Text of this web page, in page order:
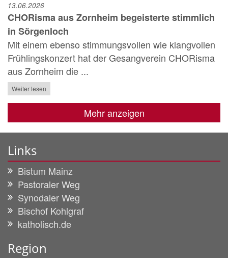
13.06.2026
CHORisma aus Zornheim begeisterte stimmlich
in Sörgenloch
Mit einem ebenso stimmungsvollen wie klangvollen
Frühlingskonzert hat der Gesangverein CHORisma
aus Zornheim die ...
Weiter lesen
Mehr anzeigen
Links
Bistum Mainz
Pastoraler Weg
Synodaler Weg
Bischof Kohlgraf
katholisch.de
Region